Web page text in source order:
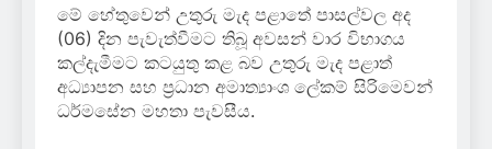
මේ හේතුවෙන් උතුරු මැද පළාතේ පාසල්වල අද
(06) දින පැවැත්වීමට තිබූ අවසන් වාර විභාගය
කල්දැමීමට කටයුතු කළ බව උතුරු මැද පළාත්
අධ්‍යාපන සහ ප්‍රධාන අමාත්‍යාංශ ලේකම් සිරිමෙවන්
ධර්මසේන මහතා පැවසීය.